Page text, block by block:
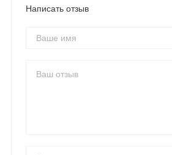
Написать отзыв